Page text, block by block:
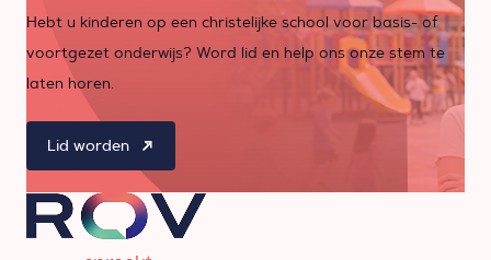
Hebt u kinderen op een christelijke school voor basis- of
voortgezet onderwijs? Word lid en help ons onze stem te
laten horen.
Lid worden